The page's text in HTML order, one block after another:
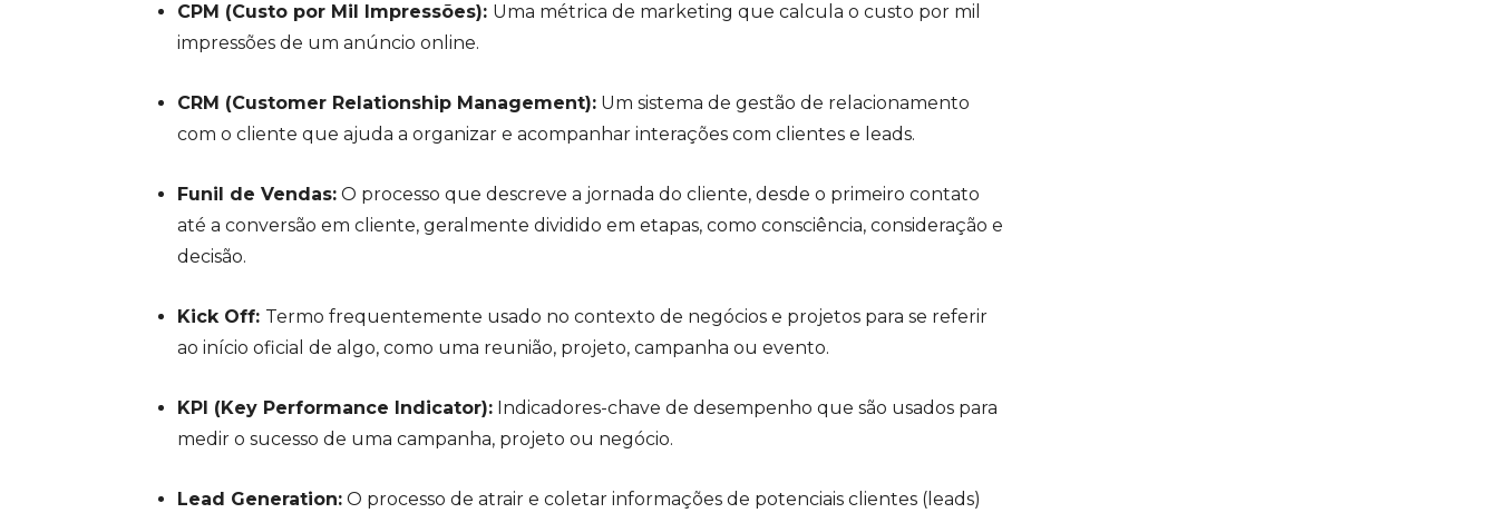
CPM (Custo por Mil Impressões): Uma métrica de marketing que calcula o custo por mil
impressões de um anúncio online.
CRM (Customer Relationship Management): Um sistema de gestão de relacionamento
com o cliente que ajuda a organizar e acompanhar interações com clientes e leads.
Funil de Vendas: O processo que descreve a jornada do cliente, desde o primeiro contato
até a conversão em cliente, geralmente dividido em etapas, como consciência, consideração e
decisão.
Kick Off: Termo frequentemente usado no contexto de negócios e projetos para se referir
ao início oficial de algo, como uma reunião, projeto, campanha ou evento.
KPI (Key Performance Indicator): Indicadores-chave de desempenho que são usados para
medir o sucesso de uma campanha, projeto ou negócio.
Lead Generation: O processo de atrair e coletar informações de potenciais clientes (leads)